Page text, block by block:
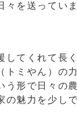
々を送っていま
してくれて長
トミやん）の
う形で日々の
の魅力を少し